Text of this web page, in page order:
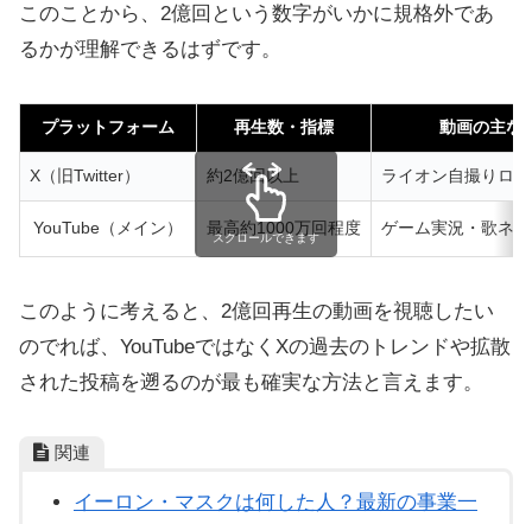
このことから、2億回という数字がいかに規格外であ
るかが理解できるはずです。
プラットフォーム 再生数・指標 動画の主な
X（旧Twitter） 約2億回以上 ライオン自撮りロ
YouTube（メイン） 最高約1000万回程度 ゲーム実況・歌ネ
スクロールできます
このように考えると、2億回再生の動画を視聴したい
のでれば、YouTubeではなくXの過去のトレンドや拡散
された投稿を遡るのが最も確実な方法と言えます。
関連
イーロン・マスクは何した人？最新の事業一